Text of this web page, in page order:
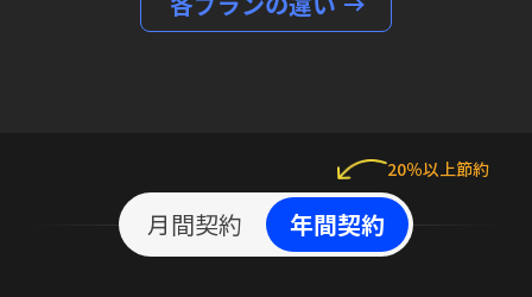
月間契約 年間契約
20％以上節約